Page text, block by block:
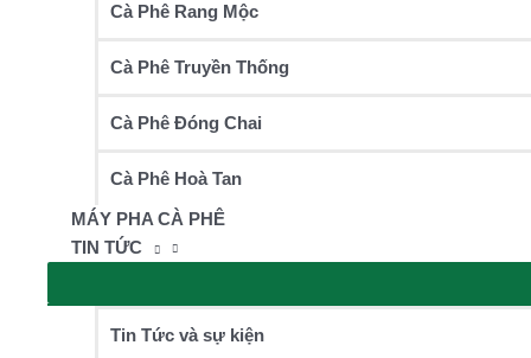
Cà Phê Rang Mộc
Cà Phê Truyền Thống
Cà Phê Đóng Chai
Cà Phê Hoà Tan
MÁY PHA CÀ PHÊ
TIN TỨC
Tin Tức và sự kiện